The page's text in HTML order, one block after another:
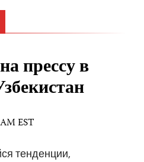
прессу в
EST
тенденции,